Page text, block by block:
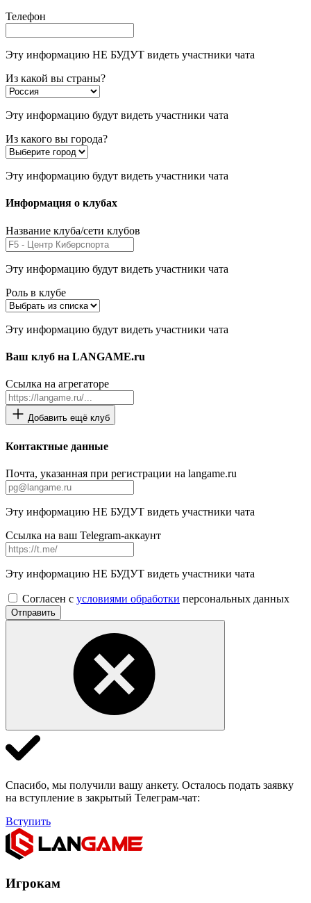
Телефон
Эту информацию НЕ БУДУТ видеть участники чата
Из какой вы страны?
Эту информацию будут видеть участники чата
Из какого вы города?
Эту информацию будут видеть участники чата
Информация о клубах
Название клуба/сети клубов
Эту информацию будут видеть участники чата
Роль в клубе
Эту информацию будут видеть участники чата
Ваш клуб на LANGAME.ru
Ссылка на агрегаторе
Добавить ещё клуб
Контактные данные
Почта, указанная при регистрации на langame.ru
Эту информацию НЕ БУДУТ видеть участники чата
Ссылка на ваш Telegram-аккаунт
Эту информацию НЕ БУДУТ видеть участники чата
Согласен с условиями обработки персональных данных
Отправить
Спасибо, мы получили вашу анкету. Осталось подать заявку
на вступление в закрытый Телеграм-чат:
Вступить
Игрокам